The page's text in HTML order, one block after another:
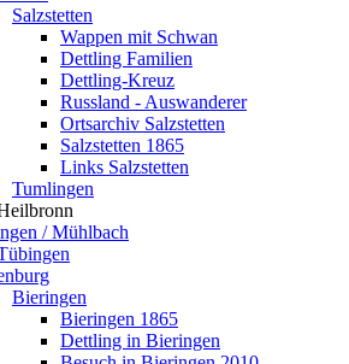
Salzstetten
Wappen mit Schwan
Dettling Familien
Dettling-Kreuz
Russland - Auswanderer
Ortsarchiv Salzstetten
Salzstetten 1865
Links Salzstetten
Tumlingen
/ Mühlbach
Bieringen
Bieringen 1865
Dettling in Bieringen